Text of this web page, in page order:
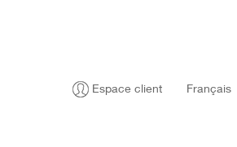
Espace client Français